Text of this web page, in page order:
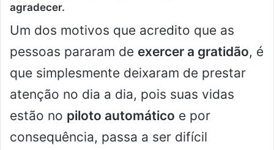
agradecer.
Um dos motivos que acredito que as
pessoas pararam de exercer a gratidão, é
que simplesmente deixaram de prestar
atenção no dia a dia, pois suas vidas
estão no piloto automático e por
consequência, passa a ser difícil